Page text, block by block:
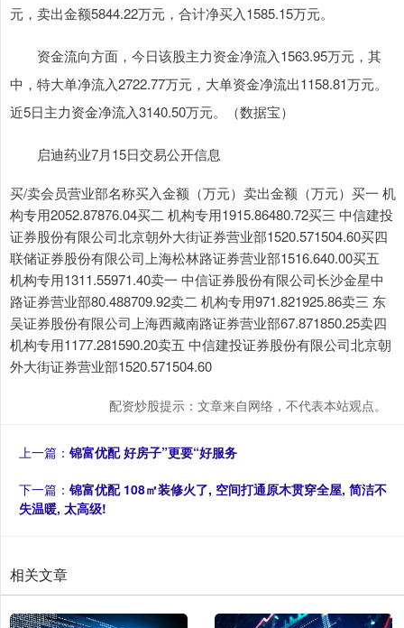
元，卖出金额5844.22万元，合计净买入1585.15万元。
资金流向方面，今日该股主力资金净流入1563.95万元，其
中，特大单净流入2722.77万元，大单资金净流出1158.81万元。
近5日主力资金净流入3140.50万元。（数据宝）
启迪药业7月15日交易公开信息
买/卖会员营业部名称买入金额（万元）卖出金额（万元）买一 机
构专用2052.87876.04买二 机构专用1915.86480.72买三 中信建投
证券股份有限公司北京朝外大街证券营业部1520.571504.60买四
联储证券股份有限公司上海松林路证券营业部1516.640.00买五
机构专用1311.55971.40卖一 中信证券股份有限公司长沙金星中
路证券营业部80.488709.92卖二 机构专用971.821925.86卖三 东
吴证券股份有限公司上海西藏南路证券营业部67.871850.25卖四
机构专用1177.281590.20卖五 中信建投证券股份有限公司北京朝
外大街证券营业部1520.571504.60
配资炒股提示：文章来自网络，不代表本站观点。
上一篇： 锦富优配 好房子”更要“好服务
下一篇： 锦富优配 108㎡装修火了, 空间打通原木贯穿全屋, 简洁不
失温暖, 太高级!
相关文章